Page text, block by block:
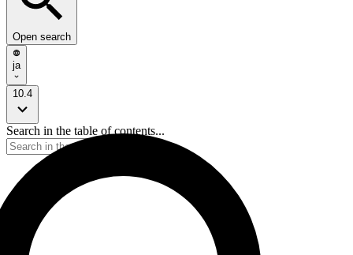
Open search
ja
10.4
Search in the table of contents...